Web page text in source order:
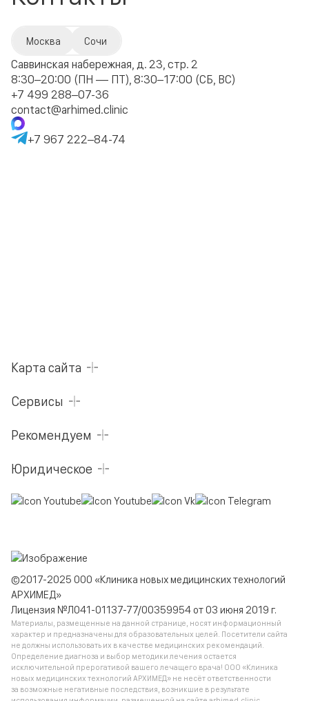
Москва Сочи
Саввинская набережная, д. 23, стр. 2
8:30–20:00 (ПН — ПТ), 8:30–17:00 (СБ, ВС)
+7 499 288–07-36
contact@arhimed.clinic
+7 967 222–84-74
Карта сайта
Сервисы
Рекомендуем
Юридическое
©2017-2025 ООО «Клиника новых медицинских технологий
АРХИМЕД»
Лицензия №Л041-01137-77/00359954 от 03 июня 2019 г.
Материалы, размещенные на данной странице, носят информационный
характер и предназначены для образовательных целей. Посетители сайта
не должны использовать их в качестве медицинских рекомендаций.
Определение диагноза и выбор методики лечения остается
исключительной прерогативой вашего лечащего врача! ООО «Клиника
новых медицинских технологий АРХИМЕД» не несёт ответственности
за возможные негативные последствия, возникшие в результате